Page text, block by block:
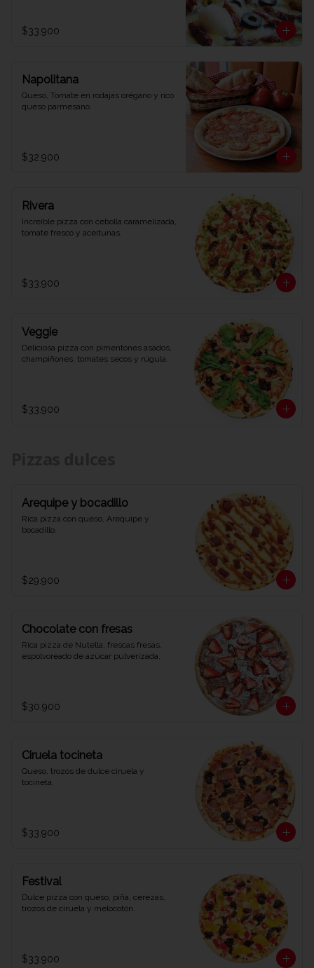
$33.900
Napolitana
Queso, Tomate en rodajas orégano y rico
queso parmesano.
$32.900
Rivera
Increíble pizza con cebolla caramelizada,
tomate fresco y aceitunas.
$33.900
Veggie
Deliciosa pizza con pimentones asados,
champiñones, tomates secos y rúgula.
$33.900
Arequipe y bocadillo
Rica pizza con queso, Arequipe y
bocadillo.
$29.900
Chocolate con fresas
Rica pizza de Nutella, frescas fresas,
espolvoreado de azúcar pulverizada.
$30.900
Ciruela tocineta
Queso, trozos de dulce ciruela y
tocineta.
$33.900
Festival
Dulce pizza con queso, piña, cerezas,
trozos de ciruela y melocotón.
$33.900